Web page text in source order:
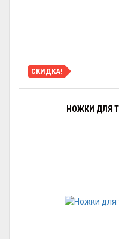
СКИДКА!
НОЖКИ ДЛЯ